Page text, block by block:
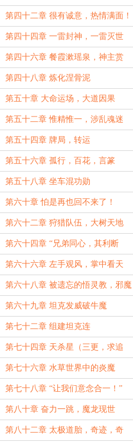
第四十二章 很有诚意，热情满面！
第四十四章 一雷封神，一雷灭世
第四十六章 餐霞漱瑶泉，神主赏
赐！
第四十八章 炼化涅骨泥
第五十章 大命运场，大道因果
第五十二章 惟精惟一，涉乱魂迷
第五十四章 牌局，转运
第五十六章 孤行，百花，言篆
第五十八章 坐车混功勋
第六十章 怕是再也回不来了！
第六十二章 狩猎队伍，大树天地
第六十四章 “兄弟同心，其利断
金！”
第六十六章 左手观风，掌中看天
第六十八章 被遗忘的悟灵教，邪魔
入侵
第六十九章 坦克发威破牛魔
第七十二章 组建坦克连
第七十四章 天杀星（三更，求追
读）
第七十六章 水草世界中的炎魔
第七十八章 “让我们意念合一！”
第八十章 奋力一跳，魔龙现世
第八十二章 太极道胎，奇迹，奇